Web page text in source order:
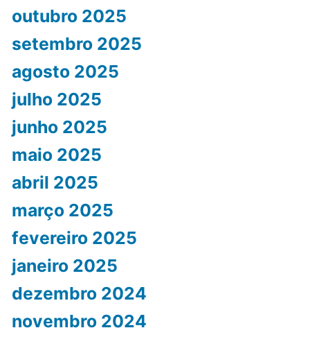
outubro 2025
setembro 2025
agosto 2025
julho 2025
junho 2025
maio 2025
abril 2025
março 2025
fevereiro 2025
janeiro 2025
dezembro 2024
novembro 2024